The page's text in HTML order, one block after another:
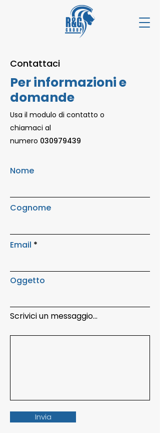
Contattaci
Per informazioni e
domande
Usa il modulo di contatto o
chiamaci al
numero 030979439
Nome
Cognome
Email
Oggetto
Scrivici un messaggio...
Invia